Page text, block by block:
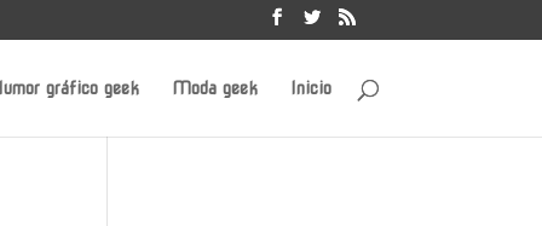
gráfico geek Moda geek Inicio